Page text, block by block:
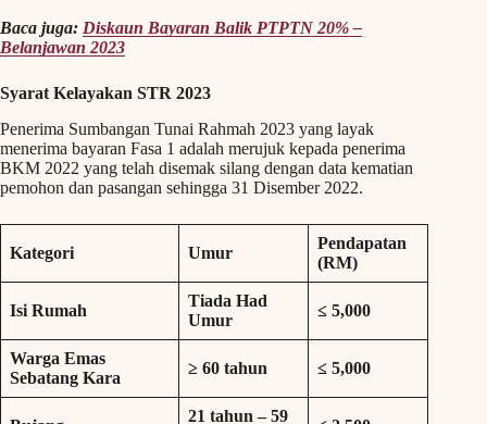
Baca juga: Diskaun Bayaran Balik PTPTN 20% –
Belanjawan 2023
Syarat Kelayakan STR 2023
Penerima Sumbangan Tunai Rahmah 2023 yang layak
menerima bayaran Fasa 1 adalah merujuk kepada penerima
BKM 2022 yang telah disemak silang dengan data kematian
pemohon dan pasangan sehingga 31 Disember 2022.
Kategori Umur
Pendapatan
(RM)
Isi Rumah
Tiada Had
Umur
≤ 5,000
Warga Emas
Sebatang Kara
≥ 60 tahun ≤ 5,000
21 tahun – 59